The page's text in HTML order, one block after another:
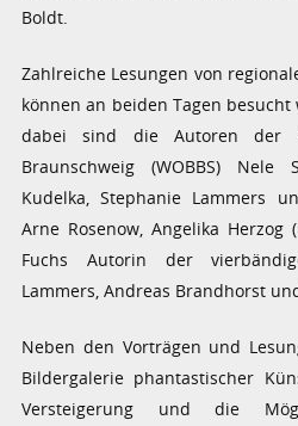
Boldt.
Zahlreiche Lesungen von
können an beiden Tagen
dabei sind die Autoren der
Braunschweig (WOBBS)
Kudelka, Stephanie Lammers
Arne Rosenow, Angelika Herzog
Fuchs Autorin der
Lammers, Andreas Brandhorst
Neben den Vorträgen und
Bildergalerie phantastischer
Versteigerung und die